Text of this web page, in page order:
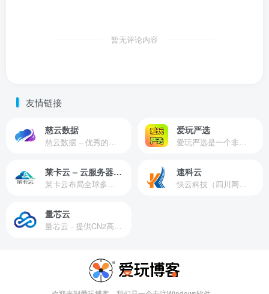
暂无评论内容
友情链接
慈云数据
慈云数据 – 优秀的云服务器服务商，提供最具有性价比的产品。慈云数据是开发者必不可少的良心云
爱玩严选
爱玩严选是一个非常有保障且性价比极高的虚拟商城，包括但不限于苹果证书、技术指导、会员充值等多种虚拟服务！
莱卡云 – 云服务器提供商
莱卡云布局全球多个地理区域。提供服务有：境外云服务器、国内云服务器、独立服务器、服务器托管、CDN、SSL证书、游戏服务器等业务。
速科云
快云科技（四川网联快云科技有限公司）成立于2021年，主营互联网业务平台服务提供商。公司专注为用户提供低价高性能云计算产品，致力于云计算应用的易用性开发，并引导云计算在国内普及
量芯云
量芯云 - 提供CN2高速香港美国云服务器&专业高防服务器租用等云服务器供应商